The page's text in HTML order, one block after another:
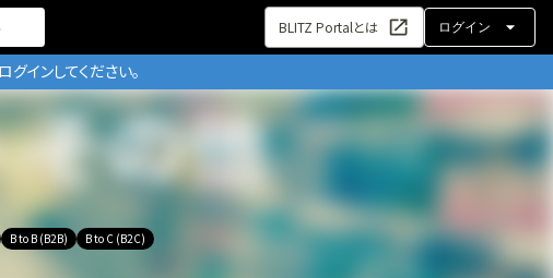
BLITZ Portalとは ログイン
インしてください。
B to B (B2B) B to C (B2C)